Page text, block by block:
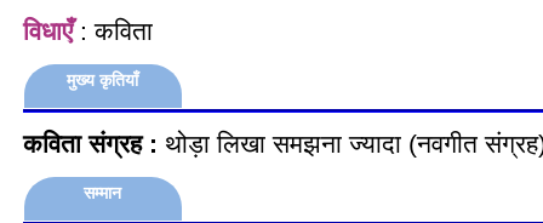
विधाएँ: कविता
मुख्य कृतियाँ
कविता संग्रह : थोड़ा लिखा समझना ज्यादा (नवगीत
सम्मान